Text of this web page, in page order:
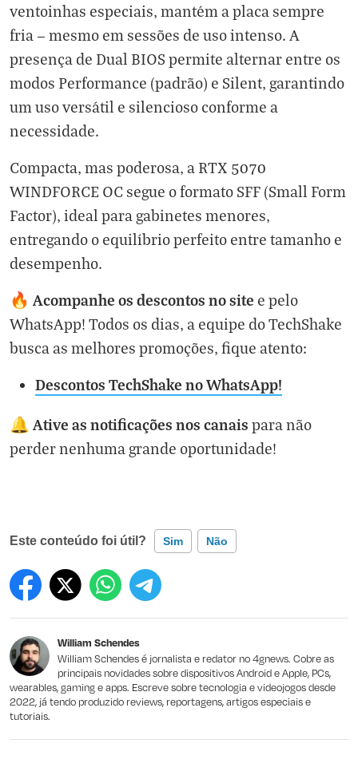
ventoinhas especiais, mantém a placa sempre
fria — mesmo em sessões de uso intenso. A
presença de Dual BIOS permite alternar entre os
modos Performance (padrão) e Silent, garantindo
um uso versátil e silencioso conforme a
necessidade.
Compacta, mas poderosa, a RTX 5070
WINDFORCE OC segue o formato SFF (Small Form
Factor), ideal para gabinetes menores,
entregando o equilíbrio perfeito entre tamanho e
desempenho.
🔥 Acompanhe os descontos no site e pelo
WhatsApp! Todos os dias, a equipe do TechShake
busca as melhores promoções, fique atento:
Descontos TechShake no WhatsApp!
🔔 Ative as notificações nos canais para não
perder nenhuma grande oportunidade!
Este conteúdo foi útil? Sim Não
Este conteúdo contém informação incorreta
Este conteúdo não tem a informação que procuro
Outro
William Schendes
William Schendes é jornalista e redator no 4gnews. Cobre as
principais novidades sobre dispositivos Android e Apple, PCs,
wearables, gaming e apps. Escreve sobre tecnologia e videojogos desde
2022, já tendo produzido reviews, reportagens, artigos especiais e
tutoriais.